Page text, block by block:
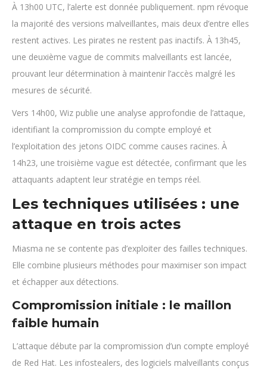
À 13h00 UTC, l’alerte est donnée publiquement. npm révoque
la majorité des versions malveillantes, mais deux d’entre elles
restent actives. Les pirates ne restent pas inactifs. À 13h45,
une deuxième vague de commits malveillants est lancée,
prouvant leur détermination à maintenir l’accès malgré les
mesures de sécurité.
Vers 14h00, Wiz publie une analyse approfondie de l’attaque,
identifiant la compromission du compte employé et
l’exploitation des jetons OIDC comme causes racines. À
14h23, une troisième vague est détectée, confirmant que les
attaquants adaptent leur stratégie en temps réel.
Les techniques utilisées : une
attaque en trois actes
Miasma ne se contente pas d’exploiter des failles techniques.
Elle combine plusieurs méthodes pour maximiser son impact
et échapper aux détections.
Compromission initiale : le maillon
faible humain
L’attaque débute par la compromission d’un compte employé
de Red Hat. Les infostealers, des logiciels malveillants conçus